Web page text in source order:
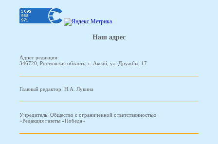
Наш адрес
Адрес редакции:
346720, Ростовская область, г. Аксай, ул. Дружбы, 17
Главный редактор: Н.А. Лукина
Учредитель: Общество с ограниченной ответственностью
«Редакция газеты «Победа»